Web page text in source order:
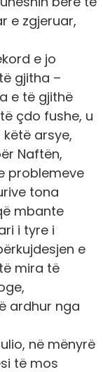
e zgjeruar,
e jo
gjitha –
e të gjithë
çdo fushe, u
arsye,
Naftën,
problemeve
tona
mbante
i tyre i
e
mira të
ardhur nga
në mënyrë
të mos